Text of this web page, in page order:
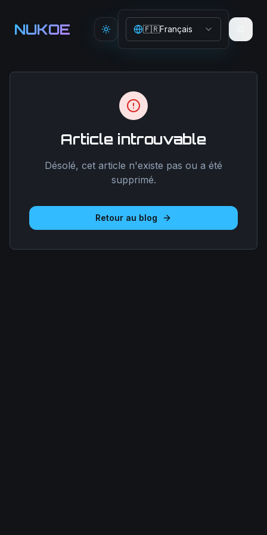
NUKOE Toggle theme
🇫🇷Français
Article introuvable
Désolé, cet article n'existe pas ou a été
supprimé.
Retour au blog